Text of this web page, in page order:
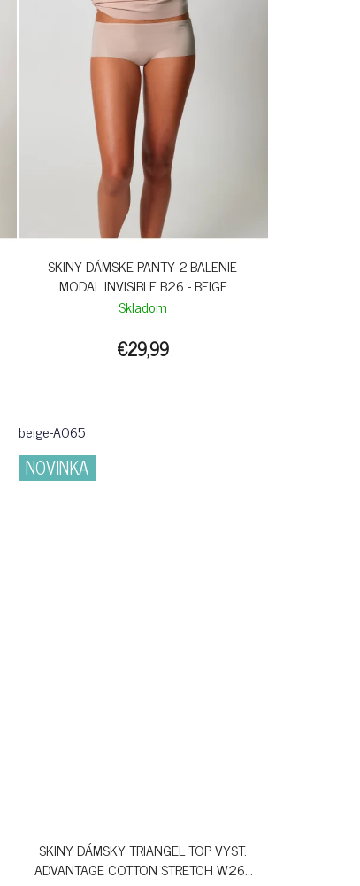
SKINY DÁMSKE PANTY 2-BALENIE
MODAL INVISIBLE B26 - BEIGE
Skladom
€29,99
beige-A065
NOVINKA
SKINY DÁMSKY TRIANGEL TOP VYST.
ADVANTAGE COTTON STRETCH W26 -